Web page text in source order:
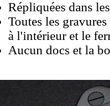
Répliquées dans
Toutes les
à l'intérieur et le
Aucun docs et la